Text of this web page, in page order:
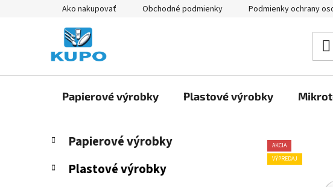
Ako nakupovať Obchodné podmienky Podmienky ochrany
Papierové výrobky Plastové výrobky
B
č
Preskočiť
kategórie
K
a
t
e
Papierové výrobky
Plastové výrobky
AKCIA
VÝPREDAJ